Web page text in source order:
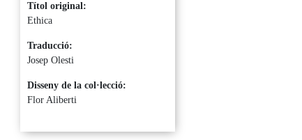
Títol original:
Ethica
Traducció:
Josep Olesti
Disseny de la col·lecció:
Flor Aliberti